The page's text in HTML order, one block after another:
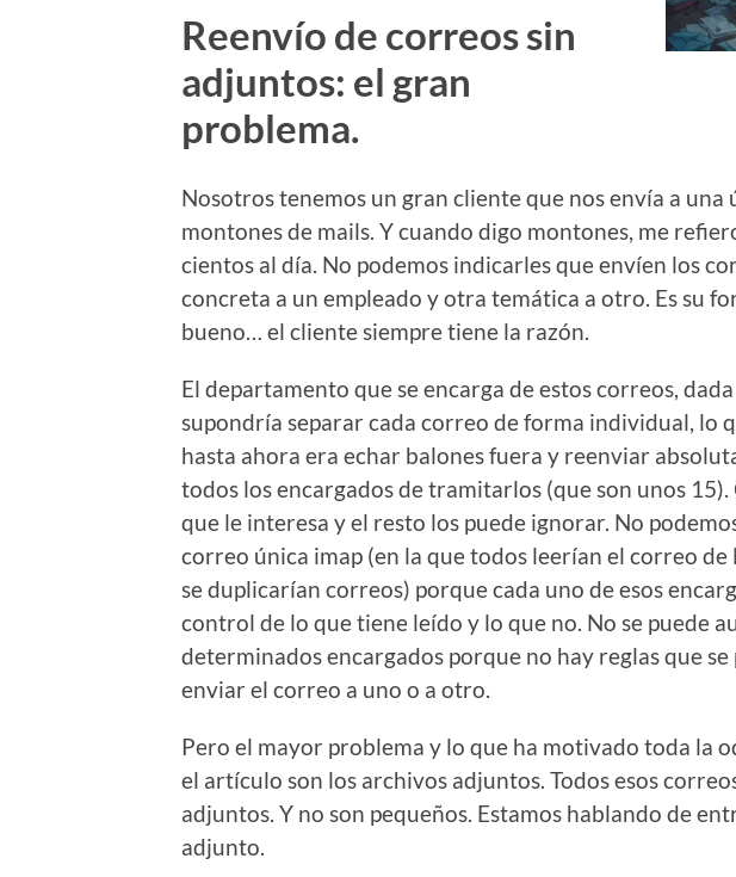
Reenvío de correos sin
adjuntos: el gran
problema.
Nosotros tenemos un gran cliente que nos envía a una
montones de mails. Y cuando digo montones, me
cientos al día. No podemos indicarles que envíen los
concreta a un empleado y otra temática a otro. Es su
bueno… el cliente siempre tiene la razón.
El departamento que se encarga de estos correos,
supondría separar cada correo de forma individual, lo
hasta ahora era echar balones fuera y reenviar
todos los encargados de tramitarlos (que son unos
que le interesa y el resto los puede ignorar. No
correo única imap (en la que todos leerían el correo de
se duplicarían correos) porque cada uno de esos
control de lo que tiene leído y lo que no. No se puede
determinados encargados porque no hay reglas que
enviar el correo a uno o a otro.
Pero el mayor problema y lo que ha motivado toda la
el artículo son los archivos adjuntos. Todos esos
adjuntos. Y no son pequeños. Estamos hablando de
adjunto.